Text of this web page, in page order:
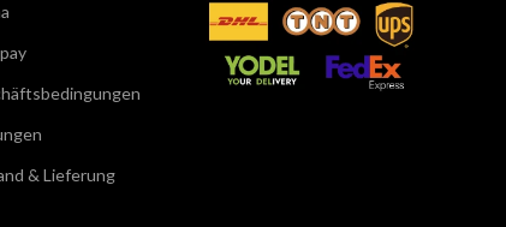
& Lieferung